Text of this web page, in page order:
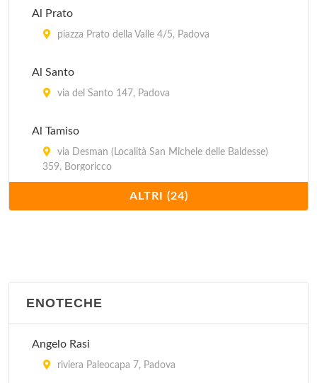
Al Prato
piazza Prato della Valle 4/5, Padova
Al Santo
via del Santo 147, Padova
Al Tamiso
via Desman (Località San Michele delle Baldesse)
359, Borgoricco
via San Pelagio 95, Due Carrare
Antica Trattoria al Bosco
via Valmarana 13, Saonara
ALTRI (24)
ENOTECHE
Angelo Rasi
riviera Paleocapa 7, Padova